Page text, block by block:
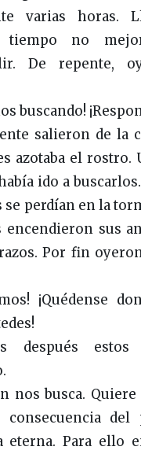
varias horas.
no
De repente,
buscando!
salieron de la
azotaba el rostro.
ido a
se perdían en la
encendieron sus
Por fin
¡Quédense
después estos
nos busca. Quiere
del
eterna. Para ello